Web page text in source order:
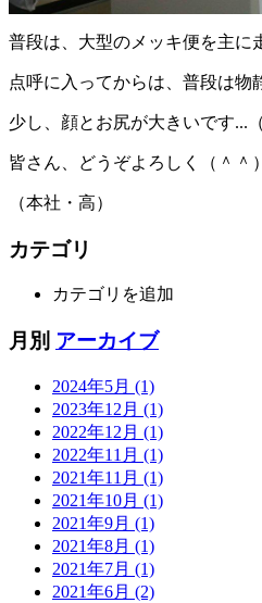
普段は、大型のメッキ便を主に
点呼に入ってからは、普段は物
少し、顔とお尻が大きいで
皆さん、どうぞよろしく（＾＾
（本社・高）
カテゴリ
カテゴリを追加
月別 アーカイブ
2024年5月 (1)
2023年12月 (1)
2022年12月 (1)
2022年11月 (1)
2021年11月 (1)
2021年10月 (1)
2021年9月 (1)
2021年8月 (1)
2021年7月 (1)
2021年6月 (2)